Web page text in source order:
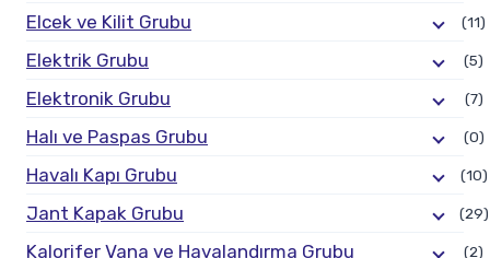
Elcek ve Kilit Grubu (11)
Elektrik Grubu (5)
Elektronik Grubu (7)
Halı ve Paspas Grubu (0)
Havalı Kapı Grubu (10)
Jant Kapak Grubu (29)
Kalorifer Vana ve Havalandırma Grubu (2)